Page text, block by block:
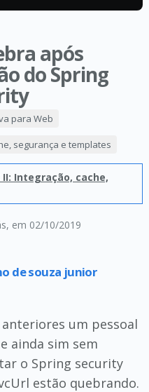
após
do Spring
, em 02/10/2019
para Web
segurança e templates
II: Integração, cache,
de souza junior
um pessoal
ainda sim sem
o Spring security
estão quebrando.